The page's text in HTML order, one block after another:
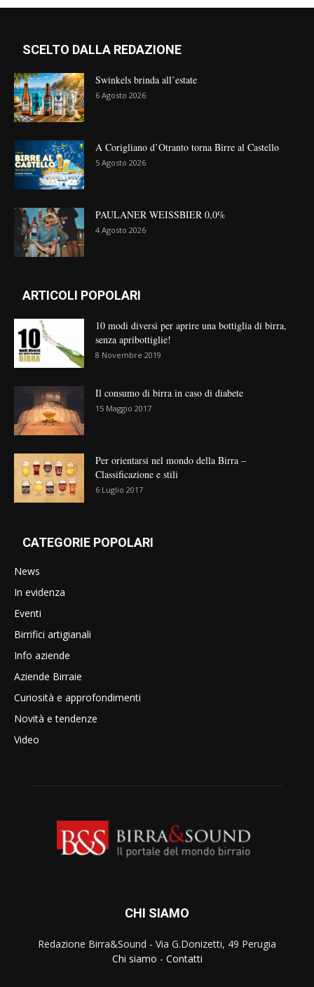
SCELTO DALLA REDAZIONE
Swinkels brinda all’estate
6 Agosto 2026
A Corigliano d’Otranto torna Birre al Castello
5 Agosto 2026
PAULANER WEISSBIER 0,0%
4 Agosto 2026
ARTICOLI POPOLARI
10 modi diversi per aprire una bottiglia di birra,
senza apribottiglie!
8 Novembre 2019
Il consumo di birra in caso di diabete
15 Maggio 2017
Per orientarsi nel mondo della Birra –
Classificazione e stili
6 Luglio 2017
CATEGORIE POPOLARI
News
In evidenza
Eventi
Birrifici artigianali
Info aziende
Aziende Birraie
Curiosità e approfondimenti
Novità e tendenze
Video
CHI SIAMO
Redazione Birra&Sound - Via G.Donizetti, 49 Perugia
Chi siamo - Contatti